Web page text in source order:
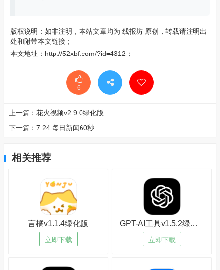
版权说明：如非注明，本站文章均为 线报坊 原创，转载请注明出
处和附带本文链接；
本文地址： http://52xbf.com/?id=4312 ；
6
上一篇： 花火视频v2.9.0绿化版
下一篇： 7.24 每日新闻60秒
相关推荐
言橘v1.1.4绿化版
立即下载
GPT-AI工具v1.5.2绿化版
立即下载